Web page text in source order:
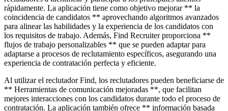
rápidamente. La aplicación tiene como objetivo mejorar ** la
coincidencia de candidatos ** aprovechando algoritmos avanzados
para alinear las habilidades y la experiencia de los candidatos con
los requisitos de trabajo. Además, Find Recruiter proporciona **
flujos de trabajo personalizables ** que se pueden adaptar para
adaptarse a procesos de reclutamiento específicos, asegurando una
experiencia de contratación perfecta y eficiente.
Al utilizar el reclutador Find, los reclutadores pueden beneficiarse de
** Herramientas de comunicación mejoradas **, que facilitan
mejores interacciones con los candidatos durante todo el proceso de
contratación. La aplicación también ofrece ** información basada